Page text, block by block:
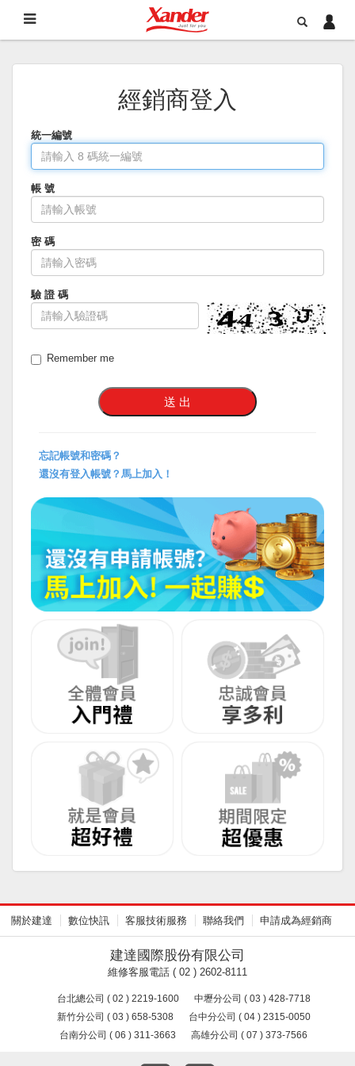
經銷商登入
統一編號
帳 號
密 碼
驗 證 碼
Remember me
忘記帳號和密碼？
還沒有登入帳號？馬上加入！
關於建達 數位快訊 客服技術服務 聯絡我們 申請成為經銷商
建達國際股份有限公司
維修客服電話 ( 02 ) 2602-8111
台北總公司 ( 02 ) 2219-1600
中壢分公司 ( 03 ) 428-7718
新竹分公司 ( 03 ) 658-5308
台中分公司 ( 04 ) 2315-0050
台南分公司 ( 06 ) 311-3663
高雄分公司 ( 07 ) 373-7566